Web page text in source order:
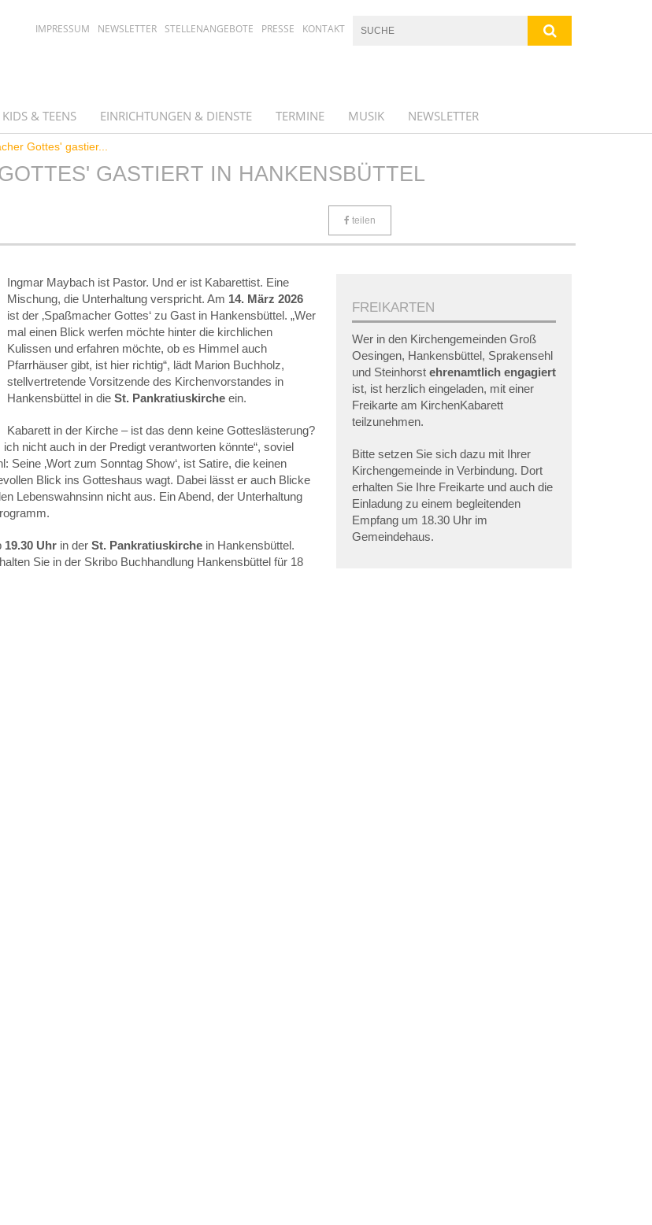
IMPRESSUM NEWSLETTER STELLENANGEBOTE PRESSE KONTAKT
KIDS & TEENS EINRICHTUNGEN & DIENSTE TERMINE MUSIK NEWSLETTER
Gottes' gastier...
GASTIERT IN HANKENSBÜTTEL
teilen
Ingmar Maybach ist Pastor. Und er ist Kabarettist. Eine
Mischung, die Unterhaltung verspricht. Am 14. März 2026
ist der ‚Spaßmacher Gottes‘ zu Gast in Hankensbüttel. „Wer
mal einen Blick werfen möchte hinter die kirchlichen
Kulissen und erfahren möchte, ob es Himmel auch
Pfarrhäuser gibt, ist hier richtig“, lädt Marion Buchholz,
stellvertretende Vorsitzende des Kirchenvorstandes in
Hankensbüttel in die St. Pankratiuskircheein.
Kabarett in der Kirche – ist das denn keine Gotteslästerung?
nicht auch in der Predigt verantworten könnte“, soviel
Seine ‚Wort zum Sonntag Show‘, ist Satire, die keinen
Blick ins Gotteshaus wagt. Dabei lässt er auch Blicke
Lebenswahnsinn nicht aus. Ein Abend, der Unterhaltung
19.30 Uhrin der St. Pankratiuskirchein Hankensbüttel.
Sie in der Skribo Buchhandlung Hankensbüttel für 18
FREIKARTEN
Wer in den Kirchengemeinden Groß
Oesingen, Hankensbüttel, Sprakensehl
und Steinhorst ehrenamtlich engagiert
ist, ist herzlich eingeladen, mit einer
Freikarte am KirchenKabarett
teilzunehmen.
Bitte setzen Sie sich dazu mit Ihrer
Kirchengemeinde in Verbindung. Dort
erhalten Sie Ihre Freikarte und auch die
Einladung zu einem begleitenden
Empfang um 18.30 Uhr im
Gemeindehaus.